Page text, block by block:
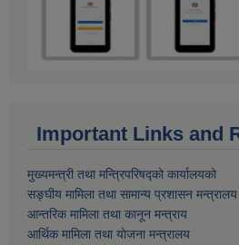
Important Links and
मुख्यमन्त्री तथा मन्त्रिपरिषद्को कार्यालयको
सङ्घीय मामिला तथा सामान्य प्रशासन मन्त्रालय
आन्तरिक मामिला तथा कानून मन्त्राय
आर्थिक मामिला तथा याेजना मन्त्रालय